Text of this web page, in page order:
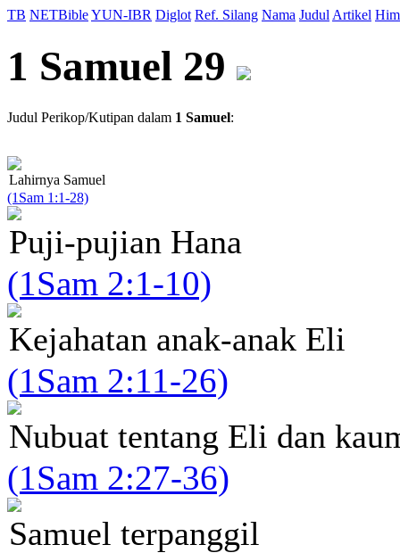
TB NETBibleYUN-IBR Diglot Ref. Silang Nama Judul Artikel
1 Samuel 29
Judul Perikop/Kutipan dalam 1 Samuel:
Lahirnya Samuel
(1Sam 1:1-28)
Puji-pujian Hana
(1Sam 2:1-10)
Kejahatan anak-anak Eli
(1Sam 2:11-26)
Nubuat tentang Eli dan
(1Sam 2:27-36)
Samuel terpanggil